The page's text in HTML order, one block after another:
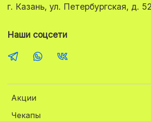
Акции
Чекапы
г. Казань, ул. Петербургская, д.
Наши соцсети